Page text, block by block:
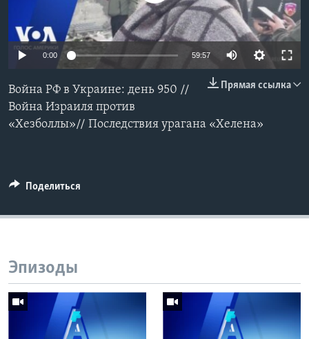
Learning English
СОЦИАЛЬНЫЕ СЕТИ
Языки
0:00 59:57
Прямая ссылка
Война РФ в Украине: день 950 //
Война Израиля против
«Хезболлы»// Последствия урагана «Хелена»
Поделиться
Эпизоды